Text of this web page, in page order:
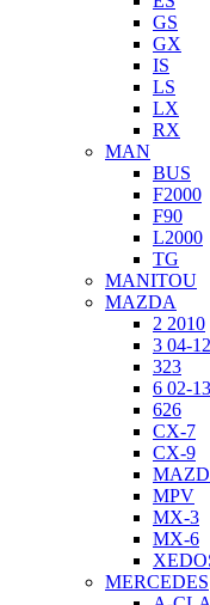
GS
GX
IS
LS
LX
RX
MAN
BUS
F2000
F90
L2000
TG
MANITOU
MAZDA
2 2010
3 04-12
323
6 02-13
626
CX-7
CX-9
MPV
MX-3
MX-6
MERCEDES